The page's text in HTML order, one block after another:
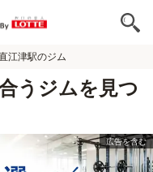
江津駅のジム
うジムを見つ